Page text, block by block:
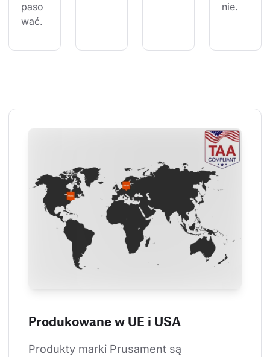
paso
wać.
nie.
Produkowane w UE i USA
Produkty marki Prusament są